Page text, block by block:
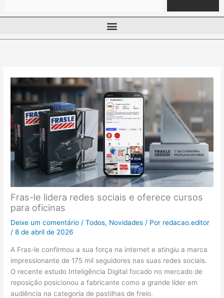
Fras-le lidera redes sociais e oferece cursos
para oficinas
Deixe um comentário /Todos, Novidades / Por redacao.editor
/8 de abril de 2026
A Fras-le confirmou a sua força na internet e atingiu a marca
impressionante de 175 mil seguidores nas suas redes sociais.
O recente estudo Inteligência Digital focado no mercado de
reposição posicionou a fabricante como a grande líder em
audiência na categoria de pastilhas de freio.